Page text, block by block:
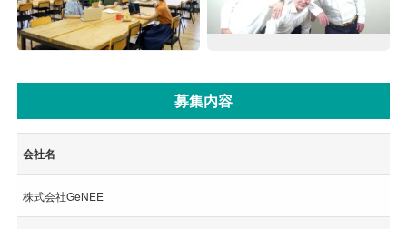
募集内容
会社名
株式会社GeNEE